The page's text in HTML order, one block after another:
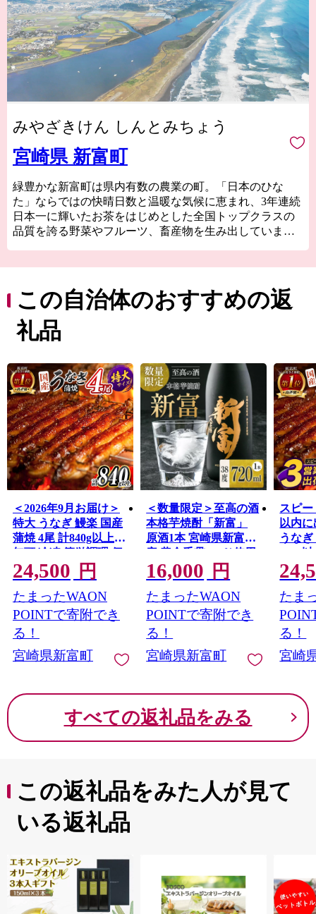
みやざきけん しんとみちょう
宮崎県 新富町
緑豊かな新富町は県内有数の農業の町。「日本のひな
た」ならではの快晴日数と温暖な気候に恵まれ、3年連続
日本一に輝いたお茶をはじめとした全国トップクラスの
品質を誇る野菜やフルーツ、畜産物を生み出していま
チ」のブランドは、各種メディアに取り上げられたほ
か、銀座の一流菓子店に愛用されるなど、全国的に高い
知名度を得ています。
物・アカウミガメの貴重な産卵地。日本遺産に選定され
た古墳群や、400年の時を越えて受け継がれている神楽が
地域に息づいており、歴史の色濃いふるさとでもありま
す。
また、新富町は全国と比較しても若い農家が多く、新し
い農業への取り組みが活発な自治体です。「100年先も続
く農業」を確立するため、昔ながらの農業からアグリテ
ック（農業×IT）まで、さまざまなスタイルの農業が行わ
れています。
富んでいく町です。
この自治体のおすすめの返
礼品
＜2026年9月お届け＞
特大 うなぎ 鰻楽 国産
蒲焼 4尾 計840g以上
無頭 冷凍 簡単調理 個
包装 鰻 贈答品 ギフト
【C388-840-2609】
24,500 円
たまったWAON
POINTで寄附でき
る！
宮崎県新富町
＜数量限定＞至高の酒
本格芋焼酎「新富」
原酒1本 宮崎県新富町
産 黄金千貫100％使用
【C333】
16,000 円
たまったWAON
POINTで寄附でき
る！
宮崎県新富町
スピ
以内
うな
840g
すす
装 鰻
【
たま
る！
宮崎
すべての返礼品をみる
この返礼品をみた人が見て
いる返礼品